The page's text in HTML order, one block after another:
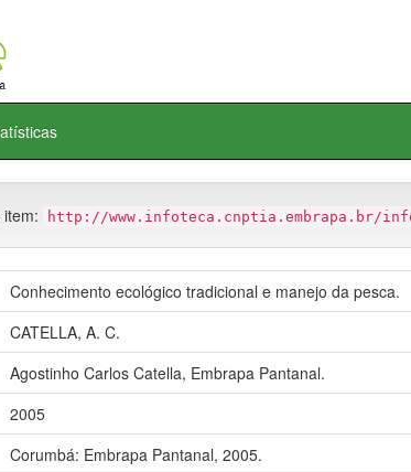
http://www.infoteca.cnptia.embrapa.br/
Conhecimento ecológico tradicional e manejo da pesca.
CATELLA, A. C.
Agostinho Carlos Catella, Embrapa Pantanal.
2005
Corumbá: Embrapa Pantanal, 2005.